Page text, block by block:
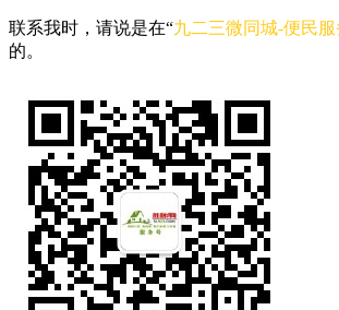
联系我时，请说是在“九二三微同城-便民服
的。